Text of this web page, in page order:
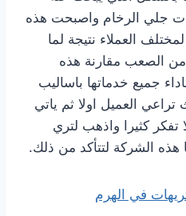
جلي الرخام واصبحت هذه
العملاء نتيجة لما
الصعب مقارنة هذه
جميع خدماتها باساليب
العميل اولا ثم ياتي
تفكر كثيرا واذهب لتري
هذه الشركة لتتأكد من ذلك.
في الهرم